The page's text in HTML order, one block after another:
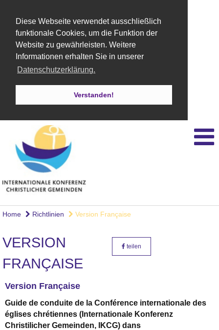
Diese Webseite verwendet ausschließlich
funktionale Cookies, um die Funktion der
Website zu gewährleisten. Weitere
Informationen erhalten Sie in unserer
Datenschutzerklärung.
Verstanden!
Home Richtlinien Version Française
VERSION
FRANÇAISE
teilen
Version Française
Guide de conduite de la Conférence internationale des
églises chrétiennes (Internationale Konferenz
Christilicher Gemeinden, IKCG) dans